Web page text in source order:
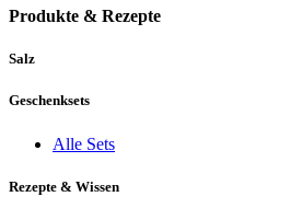
Produkte & Rezepte
Salz
Geschenksets
Alle Sets
Rezepte & Wissen